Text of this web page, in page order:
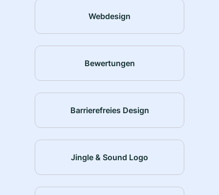
Webdesign
Bewertungen
Barrierefreies Design
Jingle & Sound Logo